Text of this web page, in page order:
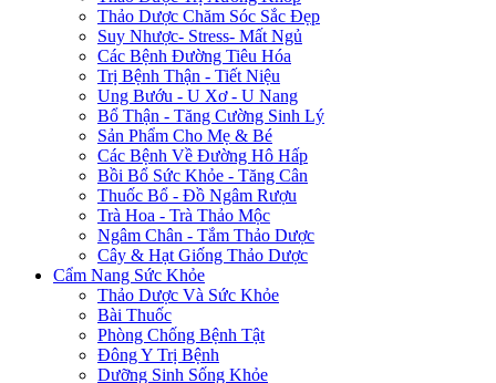
Thảo Dược Chăm Sóc Sắc Đẹp
Suy Nhược- Stress- Mất Ngủ
Các Bệnh Đường Tiêu Hóa
Trị Bệnh Thận - Tiết Niệu
Ung Bướu - U Xơ - U Nang
Bổ Thận - Tăng Cường Sinh Lý
Sản Phẩm Cho Mẹ & Bé
Các Bệnh Về Đường Hô Hấp
Bồi Bổ Sức Khỏe - Tăng Cân
Thuốc Bổ - Đồ Ngâm Rượu
Trà Hoa - Trà Thảo Mộc
Ngâm Chân - Tắm Thảo Dược
Cây & Hạt Giống Thảo Dược
Cẩm Nang Sức Khỏe
Thảo Dược Và Sức Khỏe
Bài Thuốc
Phòng Chống Bệnh Tật
Đông Y Trị Bệnh
Dưỡng Sinh Sống Khỏe